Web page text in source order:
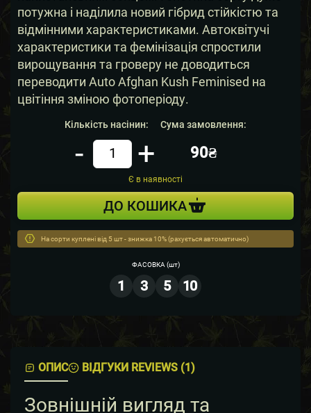
потужна і наділила новий гібрид стійкістю та
відмінними характеристиками. Автоквітучі
характеристики та фемінізація спростили
вирощування та гроверу не доводиться
переводити Auto Afghan Kush Feminised на
цвітіння зміною фотоперіоду.
Кількість насінин:
Кiлькiсть
- +
Сума замовлення:
90₴
Є в наявності
ДО КОШИКА
На сорти куплені від 5 шт - знижка 10% (рахується автоматично)
ФАСОВКА (шт)
1 3 5 10
ОПИС ВІДГУКИ REVIEWS (1)
Зовнішній вигляд та